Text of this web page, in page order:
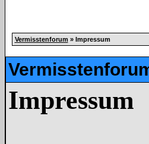
Vermisstenforum » Impressum
Impressum